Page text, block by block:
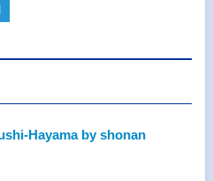
Hayama by shonan